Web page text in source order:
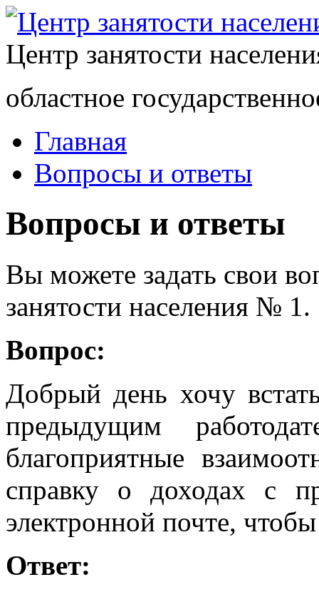
Центр занятости
областное
Главная
Вопросы и ответы
Вопросы и ответы
Вы можете задать свои
занятости населения № 1.
Вопрос:
Добрый день хочу
предыдущим
благоприятные
справку о доходах с
электронной почте,
Ответ: